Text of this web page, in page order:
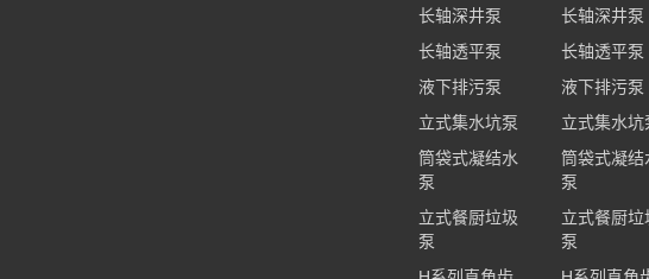
长轴深井泵
长轴透平泵
液下排污泵
立式集水坑泵
筒袋式凝结水
泵
立式餐厨垃圾
泵
长轴深井泵
长轴透平泵
液下排污泵
立式集水坑
筒袋式凝结
泵
立式餐厨垃
泵